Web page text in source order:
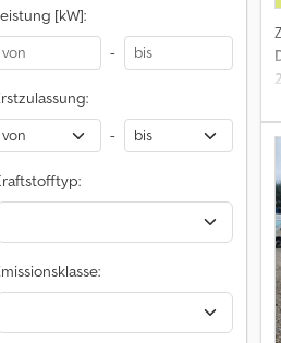
[kW]:
-
-
2